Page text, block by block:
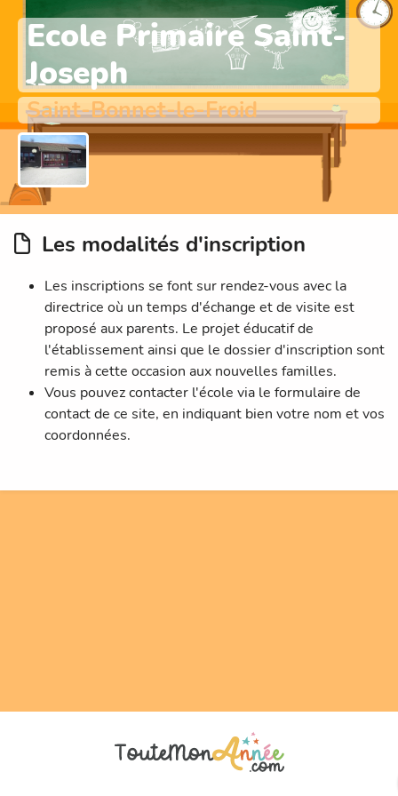
Ecole Primaire Saint-
Joseph
Saint-Bonnet-le-Froid
Les modalités d'inscription
Les inscriptions se font sur rendez-vous avec la
directrice où un temps d'échange et de visite est
proposé aux parents. Le projet éducatif de
l'établissement ainsi que le dossier d'inscription sont
remis à cette occasion aux nouvelles familles.
Vous pouvez contacter l'école via le formulaire de
contact de ce site, en indiquant bien votre nom et vos
coordonnées.